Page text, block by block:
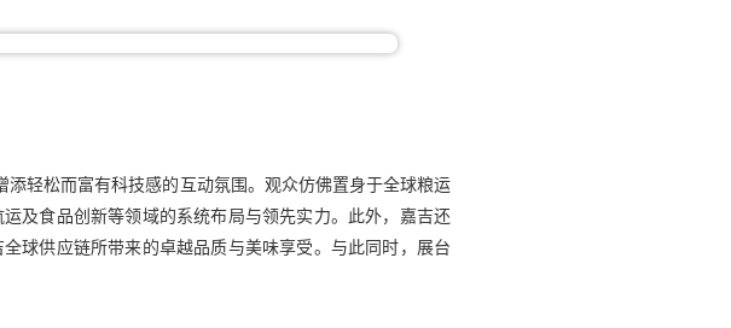
轻松而富有科技感的互动氛围。观众仿佛置身于全球粮运
及食品创新等领域的系统布局与领先实力。此外，嘉吉还
球供应链所带来的卓越品质与美味享受。与此同时，展台